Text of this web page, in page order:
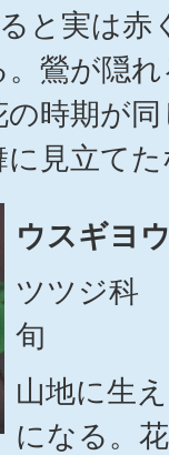
と実は赤
鶯が隠
時期が
見立て
ウスギヨ
ツツジ科
旬
山地に生
になる。